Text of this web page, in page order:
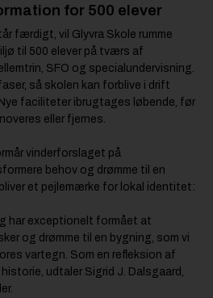
for 500 elever
færdigt, vil Glyvra Skole rumme
til 500 elever på tværs af
SFO og specialundervisning.
så skolen kan forblive i drift
faciliteter ibrugtages løbende, før
eller fjernes.
vinderforslaget på
behov og drømme til en
et pejlemærke for lokal identitet:
har exceptionelt formået at
og drømme til en bygning, som vi
vartegn. Som en refleksion af
udtaler Sigrid J. Dalsgaard,